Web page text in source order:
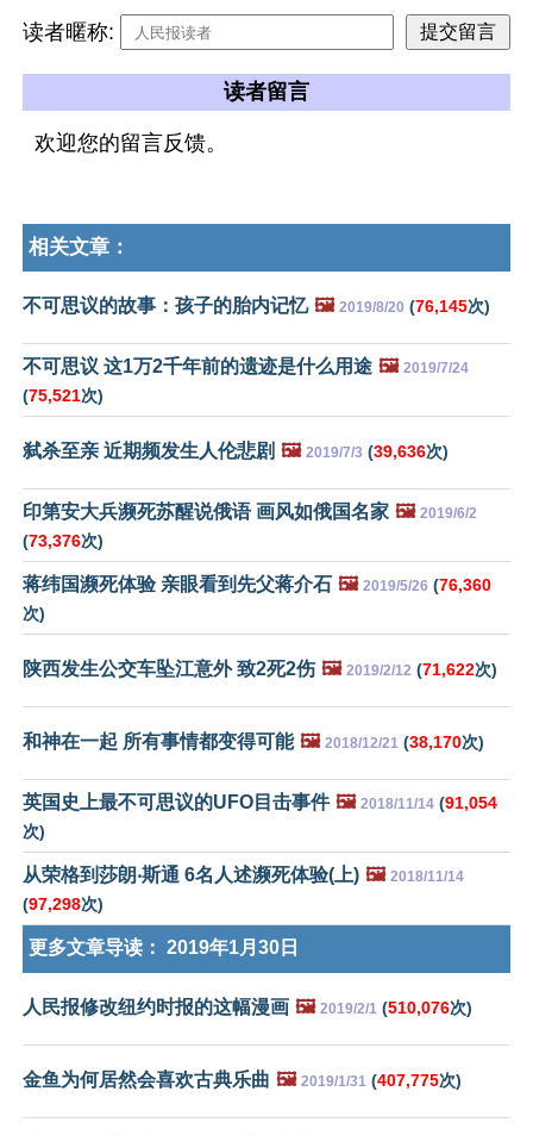
读者暱称:
读者留言
欢迎您的留言反馈。
相关文章：
不可思议的故事：孩子的胎内记忆 🖼️ 2019/8/20 (76,145次)
不可思议 这1万2千年前的遗迹是什么用途 🖼️ 2019/7/24
(75,521次)
弑杀至亲 近期频发生人伦悲剧 🖼️ 2019/7/3 (39,636次)
印第安大兵濒死苏醒说俄语 画风如俄国名家 🖼️ 2019/6/2
(73,376次)
蒋纬国濒死体验 亲眼看到先父蒋介石 🖼️ 2019/5/26 (76,360
次)
陕西发生公交车坠江意外 致2死2伤 🖼️ 2019/2/12 (71,622次)
和神在一起 所有事情都变得可能 🖼️ 2018/12/21 (38,170次)
英国史上最不可思议的UFO目击事件 🖼️ 2018/11/14 (91,054
次)
从荣格到莎朗‧斯通 6名人述濒死体验(上) 🖼️ 2018/11/14
(97,298次)
更多文章导读： 2019年1月30日
人民报修改纽约时报的这幅漫画 🖼️ 2019/2/1 (510,076次)
金鱼为何居然会喜欢古典乐曲 🖼️ 2019/1/31 (407,775次)